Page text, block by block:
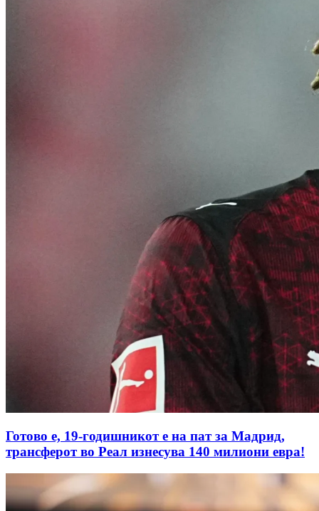
Готово е, 19-годишникот е на пат за Мадрид,
трансферот во Реал изнесува 140 милиони евра!